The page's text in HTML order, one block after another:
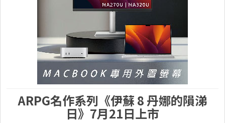
ARPG名作系列《伊蘇 8 丹娜的隕涕
日》7月21日上市